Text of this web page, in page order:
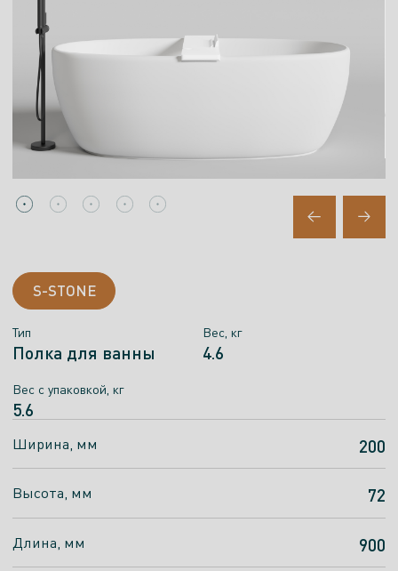
S-STONE
Тип
Полка для ванны
Вес, кг
4.6
Вес c упаковкой, кг
5.6
Ширина, мм 200
Высота, мм 72
Длина, мм 900